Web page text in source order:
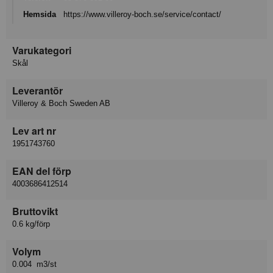
Hemsida
https://www.villeroy-boch.se/service/contact/
Varukategori
Skål
Leverantör
Villeroy & Boch Sweden AB
Lev art nr
1951743760
EAN del förp
4003686412514
Bruttovikt
0.6 kg/förp
Volym
0.004 m3/st